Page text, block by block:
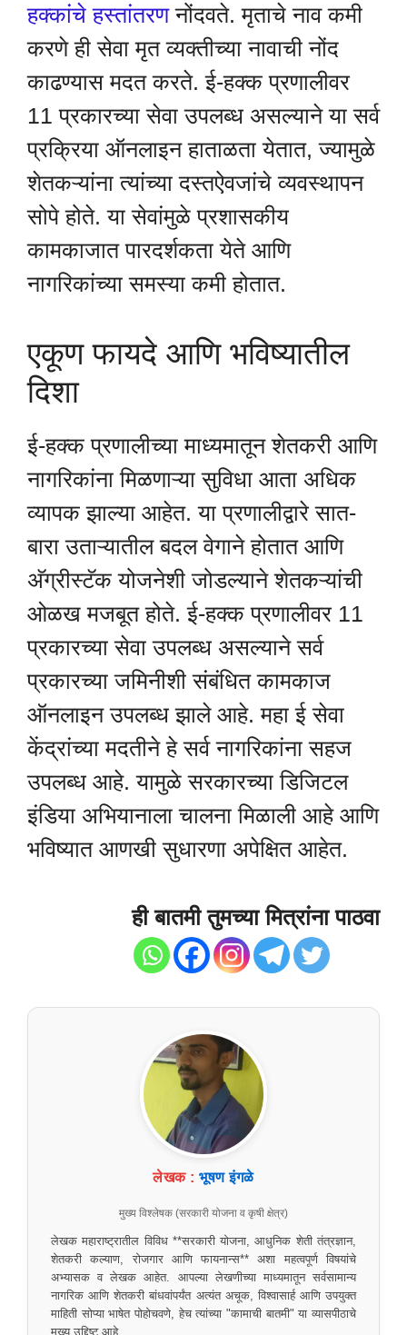
हक्कांचे हस्तांतरणनोंदवते. मृताचे नाव कमी
करणे ही सेवा मृत व्यक्तीच्या नावाची नोंद
काढण्यास मदत करते. ई-हक्क प्रणालीवर
11 प्रकारच्या सेवा उपलब्ध असल्याने या सर्व
प्रक्रिया ऑनलाइन हाताळता येतात, ज्यामुळे
शेतकऱ्यांना त्यांच्या दस्तऐवजांचे व्यवस्थापन
सोपे होते. या सेवांमुळे प्रशासकीय
कामकाजात पारदर्शकता येते आणि
नागरिकांच्या समस्या कमी होतात.
एकूण फायदे आणि भविष्यातील
दिशा
ई-हक्क प्रणालीच्या माध्यमातून शेतकरी आणि
नागरिकांना मिळणाऱ्या सुविधा आता अधिक
व्यापक झाल्या आहेत. या प्रणालीद्वारे सात-
बारा उताऱ्यातील बदल वेगाने होतात आणि
अ‍ॅग्रीस्टॅक योजनेशी जोडल्याने शेतकऱ्यांची
ओळख मजबूत होते. ई-हक्क प्रणालीवर 11
प्रकारच्या सेवा उपलब्ध असल्याने सर्व
प्रकारच्या जमिनीशी संबंधित कामकाज
ऑनलाइन उपलब्ध झाले आहे. महा ई सेवा
केंद्रांच्या मदतीने हे सर्व नागरिकांना सहज
उपलब्ध आहे. यामुळे सरकारच्या डिजिटल
इंडिया अभियानाला चालना मिळाली आहे आणि
भविष्यात आणखी सुधारणा अपेक्षित आहेत.
ही बातमी तुमच्या मित्रांना पाठवा
लेखक : भूषण इंगळे
मुख्य विश्लेषक (सरकारी योजना व कृषी क्षेत्र)
लेखक महाराष्ट्रातील विविध **सरकारी योजना, आधुनिक शेती तंत्रज्ञान,
शेतकरी कल्याण, रोजगार आणि फायनान्स** अशा महत्वपूर्ण विषयांचे
अभ्यासक व लेखक आहेत. आपल्या लेखणीच्या माध्यमातून सर्वसामान्य
नागरिक आणि शेतकरी बांधवांपर्यंत अत्यंत अचूक, विश्वासार्ह आणि उपयुक्त
माहिती सोप्या भाषेत पोहोचवणे, हेच त्यांच्या "कामाची बातमी" या व्यासपीठाचे
मुख्य उद्दिष्ट आहे.